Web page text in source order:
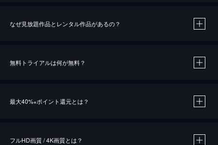
なぜ見放題作品とレンタル作品があるの？
無料トライアルは何が無料？
最大40%※ポイント還元とは？
フルHD画質 / 4K画質とは？